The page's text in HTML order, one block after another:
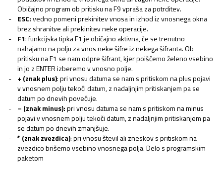
Običajno program ob pritisku na F9 vpraša za potrditev.
ESC:vedno pomeni prekinitev vnosa in izhod iz vnosnega okna
brez shranitve ali prekinitev neke operacije.
F1: funkcijska tipka F1 je običajno aktivna, če se trenutno
nahajamo na polju za vnos neke šifre iz nekega šifranta. Ob
pritisku na F1 se nam odpre šifrant, kjer poiščemo želeno vsebino
in jo z ENTER izberemo v vnosno polje.
+ (znak plus): pri vnosu datuma se nam s pritiskom na plus pojavi
v vnosnem polju tekoči datum, z nadaljnjim pritiskanjem pa se
datum po dnevih povečuje.
– (znak minus):pri vnosu datuma se nam s pritiskom na minus
pojavi v vnosnem polju tekoči datum, z nadaljnjim pritiskanjem pa
se datum po dnevih zmanjšuje.
* (znak zvezdica): pri vnosu števil ali zneskov s pritiskom na
zvezdico brišemo vsebino vnosnega polja. Delo s programskim
paketom